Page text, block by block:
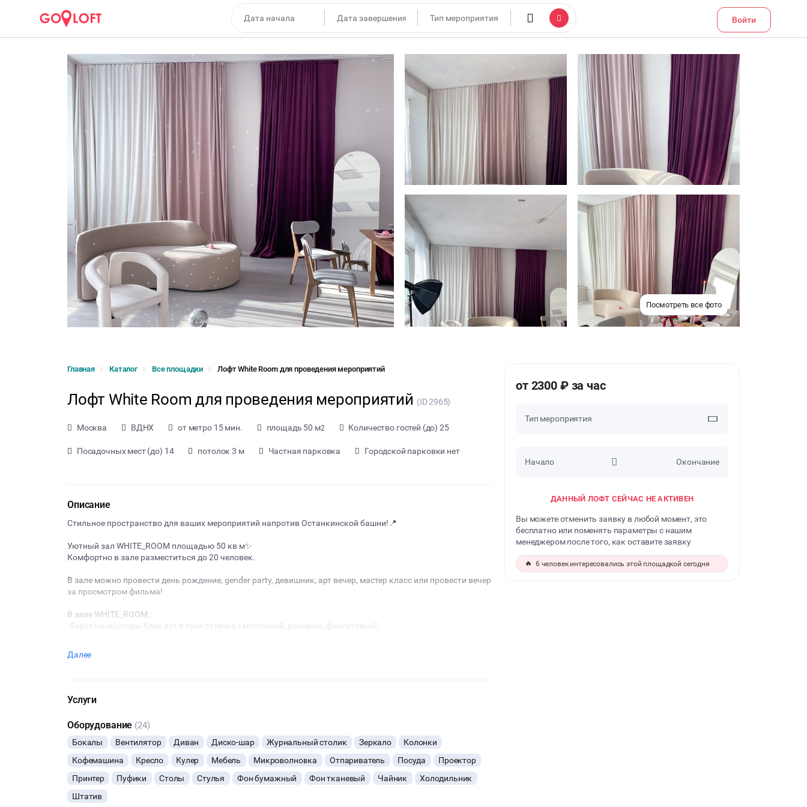
Войти
Посмотреть все фото
Главная Каталог Все площадки Лофт White Room для проведения мероприятий
Лофт White Room для проведения мероприятий (ID 2965)
Москва ВДНХ от метро 15 мин. площадь 50 м2 Количество гостей (до) 25
Посадочных мест (до) 14 потолок 3 м Частная парковка Городской парковки нет
Описание
Стильное пространство для ваших мероприятий напротив Останкинской башни!📍
Уютный зал WHITE_ROOM площадью 50 кв м✨
Комфортно в зале разместиться до 20 человек.
В зале можно провести день рождение, gender party, девишник, арт вечер, мастер класс или провести вечер
за просмотром фильма!
В зале WHITE_ROOM :
-бархатные шторы блек аут в трех оттенка ( молочный, розовый, фиолетовый)
-зона с декоративной аркой
УСЛУГА "ПРАЗДНИЧНЫЙ СТОЛ"
Что входит:
2 стола со скатертями, посадка на 10 персон
наборы посуды на 10 персон ( тарелочки, бокалы креманки, приборы)
блюдо этажерка для фруктов, ведерко под шампанское, сервировочная тарелка
эстетическое украшение стола свечами и вазочками в розовом или зеленом цвете ( на ваш выбор)
УЖЕ ВКЛЮЧЕНО: уборка в зале после мероприятия, мытье посуды, мытье полов, вынос мусора.
Стоимость услуги "Праздничный стол"- 4000 руб.
Далее
Услуги
Оборудование (24)
Бокалы Вентилятор Диван Диско-шар Журнальный столик Зеркало
Колонки
Кофемашина
Кресло Кулер Мебель Микроволновка Отпариватель Посуда
Проектор
Принтер
Пуфики Столы Стулья Фон бумажный Фон тканевый Чайник
Холодильник
Штатив
от 2300 ₽ за час
Тип мероприятия
ДЕНЬ РОЖДЕНИЯ
ДЕВИЧНИК
Начало Окончание
ДАННЫЙ ЛОФТ СЕЙЧАС НЕ АКТИВЕН
Вы можете отменить заявку в любой момент, это
бесплатно или поменять параметры с нашим
менеджером после того, как оставите заявку
🔥 6 человек интересовались этой площадкой сегодня